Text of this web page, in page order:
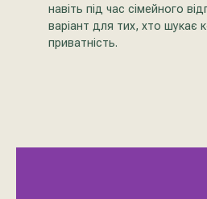
навіть під час сімейного
варіант для тих, хто шукає
приватність.